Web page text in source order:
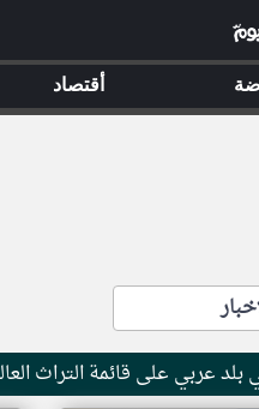
عربي على قائمة التراث
أقتصاد